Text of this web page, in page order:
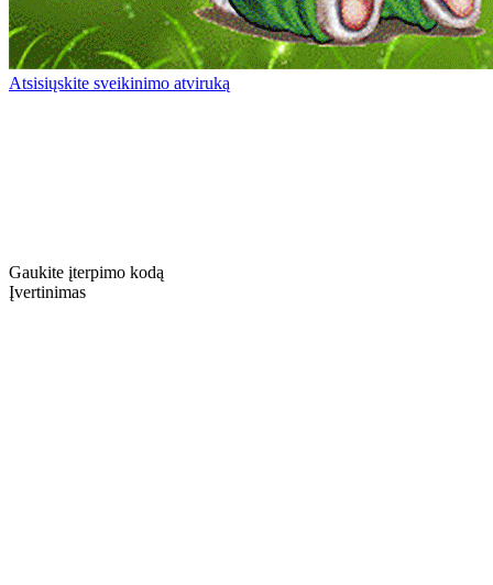
Atsisiųskite sveikinimo atviruką
Gaukite įterpimo kodą
Įvertinimas